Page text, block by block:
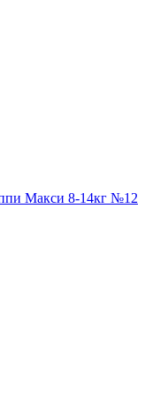
Макси 8-14кг №12